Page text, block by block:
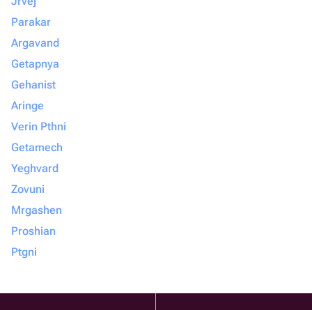
Parakar
Argavand
Getapnya
Gehanist
Aringe
Verin Pthni
Getamech
Yeghvard
Zovuni
Mrgashen
Proshian
Ptgni